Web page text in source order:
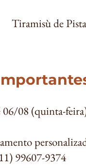
Tiramisù de
06/08 (quinta-
99607-9374